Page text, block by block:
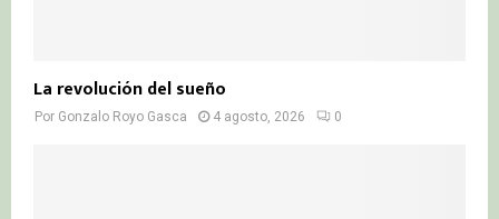
La revolución del sueño
Por Gonzalo Royo Gasca 4 agosto, 2026 0